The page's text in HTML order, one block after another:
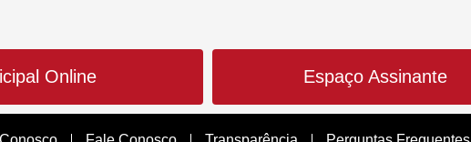
Online Espaço Assinante